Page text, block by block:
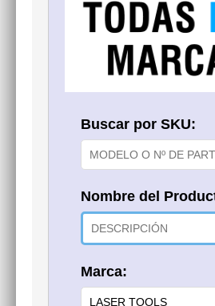
Buscar por SKU:
Nombre del
Marca: